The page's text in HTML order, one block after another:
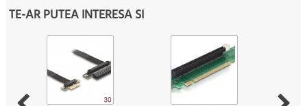
TE-AR PUTEA INTERESA SI